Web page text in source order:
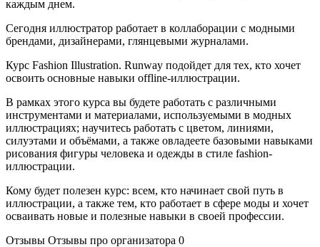
каждым днем.
Сегодня иллюстратор работает в коллаборации с модными
брендами, дизайнерами, глянцевыми журналами.
Курс Fashion Illustration. Runway подойдет для тех, кто хочет
освоить основные навыки offline-иллюстрации.
В рамках этого курса вы будете работать с различными
инструментами и материалами, используемыми в модных
иллюстрациях; научитесь работать с цветом, линиями,
силуэтами и объёмами, а также овладеете базовыми навыками
рисования фигуры человека и одежды в стиле fashion-
иллюстрации.
Кому будет полезен курс: всем, кто начинает свой путь в
иллюстрации, а также тем, кто работает в сфере моды и хочет
осваивать новые и полезные навыки в своей профессии.
Отзывы Отзывы про организатора 0